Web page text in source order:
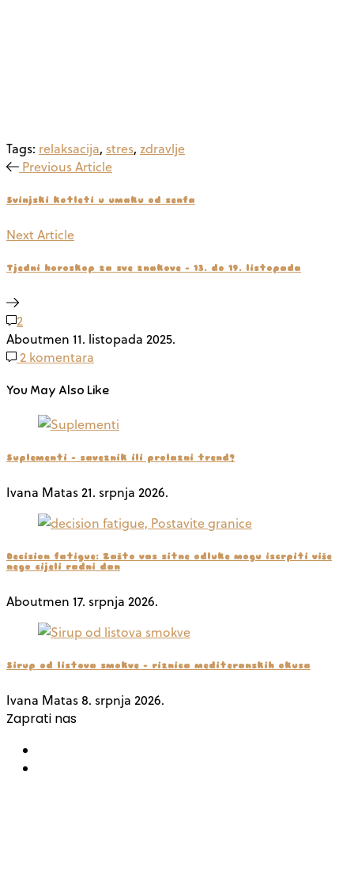
Tags: relaksacija, stres, zdravlje
Previous Article
Svinjski kotleti u umaku od senfa
Next Article
Tjedni horoskop za sve znakove – 13. do 19. listopada
2
Aboutmen 11. listopada 2025.
2 komentara
You May Also Like
Suplementi – saveznik ili prolazni trend?
Ivana Matas21. srpnja 2026.
Decision fatigue: Zašto vas sitne odluke mogu iscrpiti više
nego cijeli radni dan
Aboutmen 17. srpnja 2026.
Sirup od listova smokve – riznica mediteranskih okusa
Ivana Matas 8. srpnja 2026.
Zaprati nas